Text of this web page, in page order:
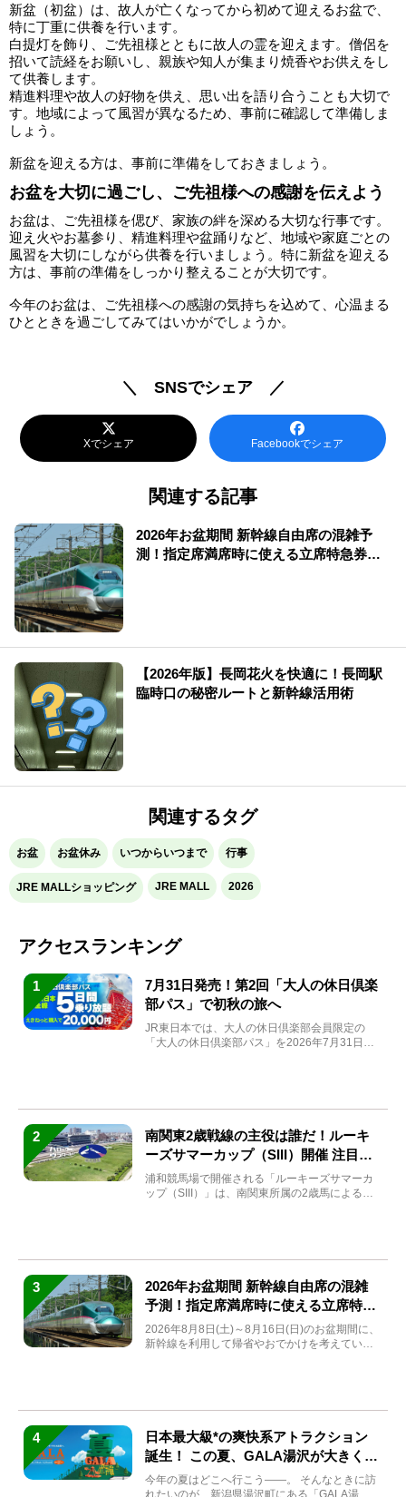
新盆（初盆）は、故人が亡くなってから初めて迎えるお盆で、
特に丁重に供養を行います。
白提灯を飾り、ご先祖様とともに故人の霊を迎えます。僧侶を
招いて読経をお願いし、親族や知人が集まり焼香やお供えをし
て供養します。
精進料理や故人の好物を供え、思い出を語り合うことも大切で
す。地域によって風習が異なるため、事前に確認して準備しま
しょう。
新盆を迎える方は、事前に準備をしておきましょう。
お盆を大切に過ごし、ご先祖様への感謝を伝えよう
お盆は、ご先祖様を偲び、家族の絆を深める大切な行事です。
迎え火やお墓参り、精進料理や盆踊りなど、地域や家庭ごとの
風習を大切にしながら供養を行いましょう。特に新盆を迎える
方は、事前の準備をしっかり整えることが大切です。
今年のお盆は、ご先祖様への感謝の気持ちを込めて、心温まる
ひとときを過ごしてみてはいかがでしょうか。
＼ SNSでシェア ／
Xでシェア Facebookでシェア
関連する記事
2026年お盆期間 新幹線自由席の混雑予
測！指定席満席時に使える立席特急券も
【2026年版】長岡花火を快適に！長岡駅
臨時口の秘密ルートと新幹線活用術
関連するタグ
お盆 お盆休み いつからいつまで 行事
JRE MALLショッピング JRE MALL 2026
アクセスランキング
1
7月31日発売！第2回「大人の休日倶楽
部パス」で初秋の旅へ
JR東日本では、大人の休日倶楽部会員限定の
「大人の休日倶楽部パス」を2026年7月31日
2
南関東2歳戦線の主役は誰だ！ルーキ
ーズサマーカップ（SIII）開催 注目馬
と見どころをチェック
浦和競馬場で開催される「ルーキーズサマーカ
ップ（SIII）」は、南関東所属の2歳馬による注
3
2026年お盆期間 新幹線自由席の混雑
予測！指定席満席時に使える立席特急
券も解説
2026年8月8日(土)～8月16日(日)のお盆期間に、
新幹線を利用して帰省やおでかけを考えている
4
日本最大級*の爽快系アトラクション
誕生！ この夏、GALA湯沢が大きく生
まれ変わる
今年の夏はどこへ行こう――。 そんなときに訪
れたいのが、新潟県湯沢町にある「GALA湯